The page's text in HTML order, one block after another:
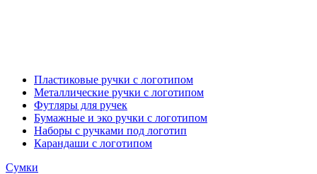
Пластиковые ручки с логотипом
Металлические ручки с логотипом
Футляры для ручек
Бумажные и эко ручки с логотипом
Наборы с ручками под логотип
Карандаши с логотипом
Сумки